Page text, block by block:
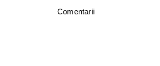
Comentarii